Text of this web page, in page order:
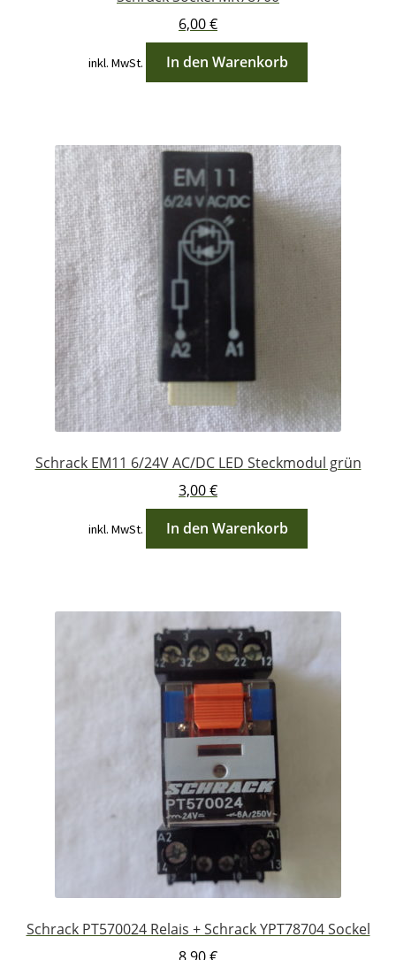
6,00€
inkl. MwSt. In den Warenkorb
Schrack EM11 6/24V AC/DC LED Steckmodul grün
3,00€
inkl. MwSt. In den Warenkorb
Schrack PT570024 Relais + Schrack YPT78704 Sockel